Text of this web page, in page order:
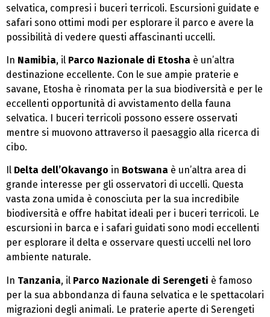
selvatica, compresi i buceri terricoli. Escursioni guidate e
safari sono ottimi modi per esplorare il parco e avere la
possibilità di vedere questi affascinanti uccelli.
In Namibia, il Parco Nazionale di Etosha è un’altra
destinazione eccellente. Con le sue ampie praterie e
savane, Etosha è rinomata per la sua biodiversità e per le
eccellenti opportunità di avvistamento della fauna
selvatica. I buceri terricoli possono essere osservati
mentre si muovono attraverso il paesaggio alla ricerca di
cibo.
Il Delta dell’Okavango in Botswana è un’altra area di
grande interesse per gli osservatori di uccelli. Questa
vasta zona umida è conosciuta per la sua incredibile
biodiversità e offre habitat ideali per i buceri terricoli. Le
escursioni in barca e i safari guidati sono modi eccellenti
per esplorare il delta e osservare questi uccelli nel loro
ambiente naturale.
In Tanzania, il Parco Nazionale di Serengeti è famoso
per la sua abbondanza di fauna selvatica e le spettacolari
migrazioni degli animali. Le praterie aperte di Serengeti